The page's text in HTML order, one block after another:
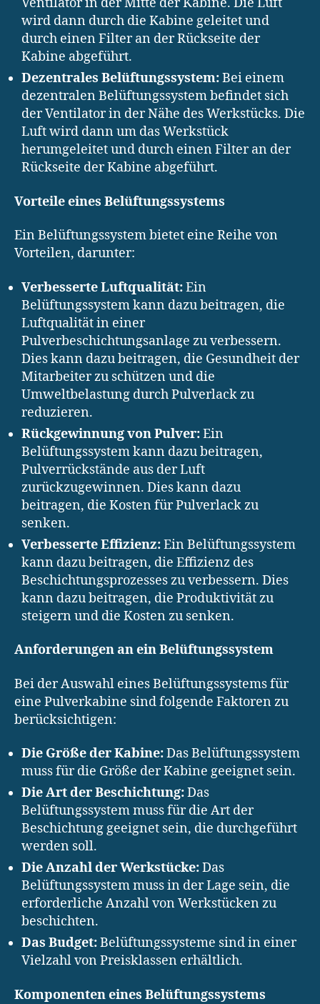
Ventilator in der Mitte der Kabine. Die Luft
wird dann durch die Kabine geleitet und
durch einen Filter an der Rückseite der
Kabine abgeführt.
Dezentrales Belüftungssystem:Bei einem
dezentralen Belüftungssystem befindet sich
der Ventilator in der Nähe des Werkstücks. Die
Luft wird dann um das Werkstück
herumgeleitet und durch einen Filter an der
Rückseite der Kabine abgeführt.
Vorteile eines Belüftungssystems
Ein Belüftungssystem bietet eine Reihe von
Vorteilen, darunter:
Verbesserte Luftqualität:Ein
Belüftungssystem kann dazu beitragen, die
Luftqualität in einer
Pulverbeschichtungsanlage zu verbessern.
Dies kann dazu beitragen, die Gesundheit der
Mitarbeiter zu schützen und die
Umweltbelastung durch Pulverlack zu
reduzieren.
Rückgewinnung von Pulver:Ein
Belüftungssystem kann dazu beitragen,
Pulverrückstände aus der Luft
zurückzugewinnen. Dies kann dazu
beitragen, die Kosten für Pulverlack zu
senken.
Verbesserte Effizienz:Ein Belüftungssystem
kann dazu beitragen, die Effizienz des
Beschichtungsprozesses zu verbessern. Dies
kann dazu beitragen, die Produktivität zu
steigern und die Kosten zu senken.
Anforderungen an ein Belüftungssystem
Bei der Auswahl eines Belüftungssystems für
eine Pulverkabine sind folgende Faktoren zu
berücksichtigen:
Die Größe der Kabine:Das Belüftungssystem
muss für die Größe der Kabine geeignet sein.
Die Art der Beschichtung:Das
Belüftungssystem muss für die Art der
Beschichtung geeignet sein, die durchgeführt
werden soll.
Die Anzahl der Werkstücke:Das
Belüftungssystem muss in der Lage sein, die
erforderliche Anzahl von Werkstücken zu
beschichten.
Das Budget:Belüftungssysteme sind in einer
Vielzahl von Preisklassen erhältlich.
Komponenten eines Belüftungssystems